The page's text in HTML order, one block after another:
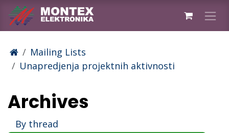
Skip to Content
Mailing Lists
Unapredjenja projektnih aktivnosti
Archives
By thread